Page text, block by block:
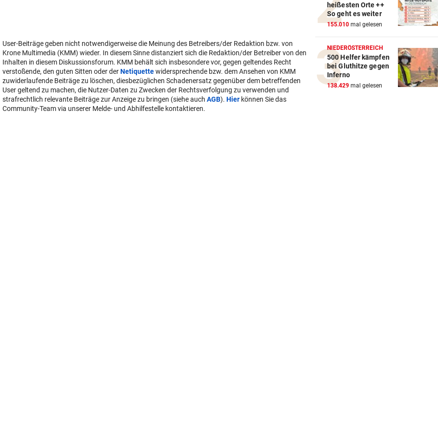
User-Beiträge geben nicht notwendigerweise die Meinung des Betreibers/der Redaktion bzw. von
Krone Multimedia (KMM) wieder. In diesem Sinne distanziert sich die Redaktion/der Betreiber von den
Inhalten in diesem Diskussionsforum. KMM behält sich insbesondere vor, gegen geltendes Recht
verstoßende, den guten Sitten oder derNetiquettewidersprechende bzw. dem Ansehen von KMM
zuwiderlaufende Beiträge zu löschen, diesbezüglichen Schadenersatz gegenüber dem betreffenden
User geltend zu machen, die Nutzer-Daten zu Zwecken der Rechtsverfolgung zu verwenden und
strafrechtlich relevante Beiträge zur Anzeige zu bringen (siehe auch AGB). Hier können Sie das
Community-Team via unserer Melde- und Abhilfestelle kontaktieren.
Abo zu gewinnen!
„Sah sehr schlimm aus“ –
um Salzburg-Kicker
BULLEN-NOTEN IM DETAIL
Kapitän und „Zauber-
heißesten Orte ++
So geht es weiter
155.010 mal gelesen
NIEDERÖSTERREICH
500 Helfer kämpfen
bei Gluthitze gegen
Inferno
138.429 mal gelesen